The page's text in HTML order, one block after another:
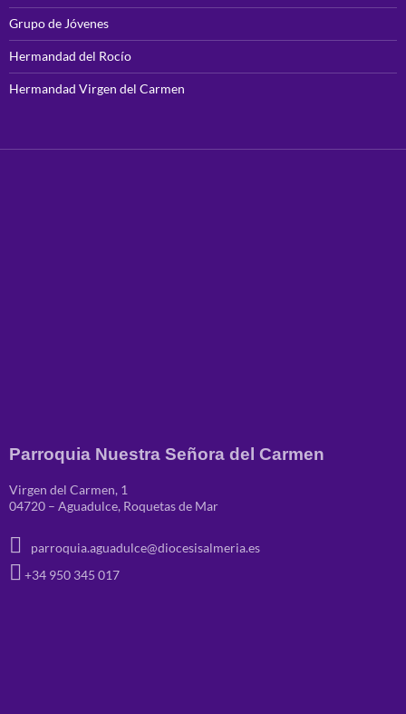
Grupo de Jóvenes
Hermandad del Rocío
Hermandad Virgen del Carmen
Parroquia Nuestra Señora del Carmen
Virgen del Carmen, 1
04720 – Aguadulce, Roquetas de Mar
parroquia.aguadulce@diocesisalmeria.es
+34 950 345 017